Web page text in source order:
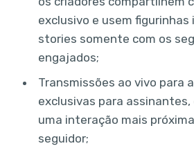
exclusivo e usem
stories somente com os
engajados;
Transmissões ao vivo para
exclusivas para
uma interação mais
seguidor;